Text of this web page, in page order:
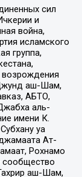
сил
и
война,
исламского
группа,
аш-Шам,
АБТО,
аль-
имени К.
уа
Ат-
Рохнамо
сообщество
аш-Шам,